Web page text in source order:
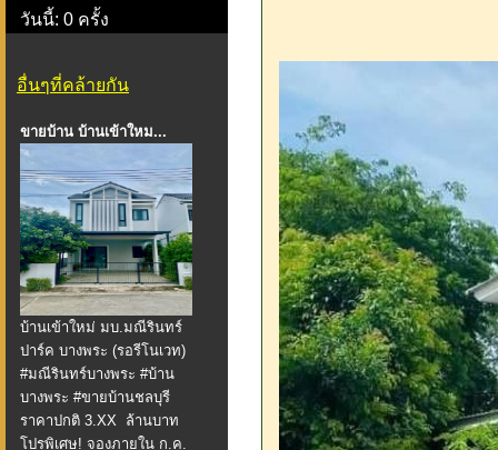
วันนี้: 0 ครั้ง
อื่นๆที่คล้ายกัน
ขายบ้าน ​​​​​​บ้านเข้าใหม...
บ้านเข้าใหม่ มบ.มณีรินทร์
ปาร์ค บางพระ (รอรีโนเวท)
#มณีรินทร์บางพระ #บ้าน
บางพระ #ขายบ้านชลบุรี
ราคาปกติ 3.XX ล้านบาท
โปรพิเศษ! จองภายใน ก.ค.